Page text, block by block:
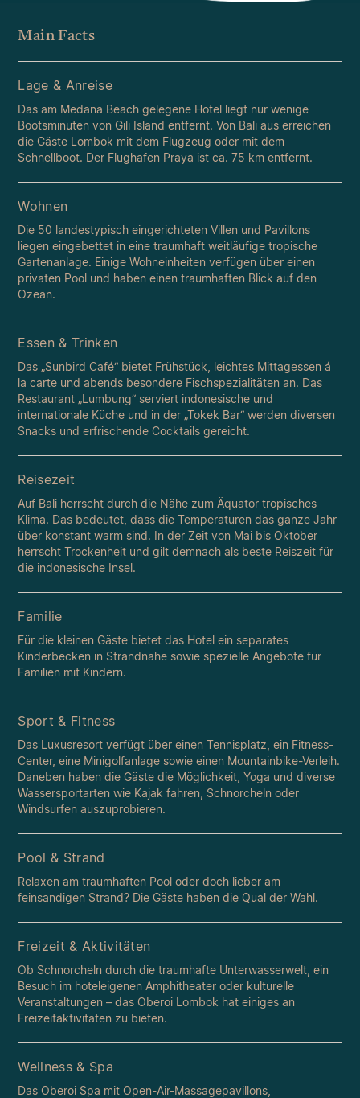
Main Facts
Lage & Anreise
Das am Medana Beach gelegene Hotel liegt nur wenige
Bootsminuten von Gili Island entfernt. Von Bali aus erreichen
die Gäste Lombok mit dem Flugzeug oder mit dem
Schnellboot. Der Flughafen Praya ist ca. 75 km entfernt.
Wohnen
Die 50 landestypisch eingerichteten Villen und Pavillons
liegen eingebettet in eine traumhaft weitläufige tropische
Gartenanlage. Einige Wohneinheiten verfügen über einen
privaten Pool und haben einen traumhaften Blick auf den
Ozean.
Essen & Trinken
Das „Sunbird Café“ bietet Frühstück, leichtes Mittagessen á
la carte und abends besondere Fischspezialitäten an. Das
Restaurant „Lumbung“ serviert indonesische und
internationale Küche und in der „Tokek Bar“ werden diversen
Snacks und erfrischende Cocktails gereicht.
Reisezeit
Auf Bali herrscht durch die Nähe zum Äquator tropisches
Klima. Das bedeutet, dass die Temperaturen das ganze Jahr
über konstant warm sind. In der Zeit von Mai bis Oktober
herrscht Trockenheit und gilt demnach als beste Reiszeit für
die indonesische Insel.
Familie
Für die kleinen Gäste bietet das Hotel ein separates
Kinderbecken in Strandnähe sowie spezielle Angebote für
Familien mit Kindern.
Sport & Fitness
Das Luxusresort verfügt über einen Tennisplatz, ein Fitness-
Center, eine Minigolfanlage sowie einen Mountainbike-Verleih.
Daneben haben die Gäste die Möglichkeit, Yoga und diverse
Wassersportarten wie Kajak fahren, Schnorcheln oder
Windsurfen auszuprobieren.
Pool & Strand
Relaxen am traumhaften Pool oder doch lieber am
feinsandigen Strand? Die Gäste haben die Qual der Wahl.
Freizeit & Aktivitäten
Ob Schnorcheln durch die traumhafte Unterwasserwelt, ein
Besuch im hoteleigenen Amphitheater oder kulturelle
Veranstaltungen – das Oberoi Lombok hat einiges an
Freizeitaktivitäten zu bieten.
Wellness & Spa
Das Oberoi Spa mit Open-Air-Massagepavillons,